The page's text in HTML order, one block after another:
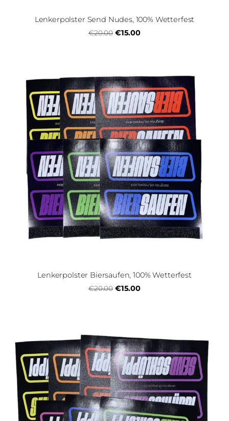
Lenkerpolster Send Nudes, 100% Wetterfest
€20.00 €15.00
Lenkerpolster Biersaufen, 100% Wetterfest
€20.00 €15.00